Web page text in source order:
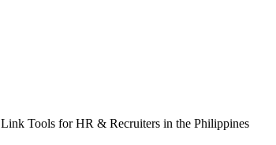
Link Tools for HR & Recruiters in the Philippines